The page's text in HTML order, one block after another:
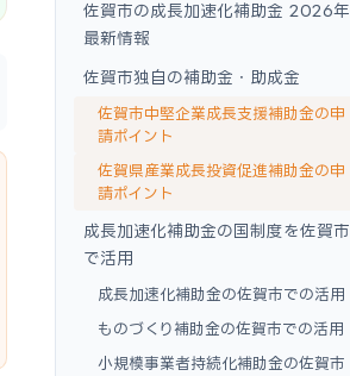
佐賀市の成長加速化補助金 2026年
最新情報
佐賀市独自の補助金・助成金
佐賀市中堅企業成長支援補助金の申
請ポイント
佐賀県産業成長投資促進補助金の申
請ポイント
成長加速化補助金の国制度を佐賀市
で活用
成長加速化補助金の佐賀市での活用
ものづくり補助金の佐賀市での活用
小規模事業者持続化補助金の佐賀市